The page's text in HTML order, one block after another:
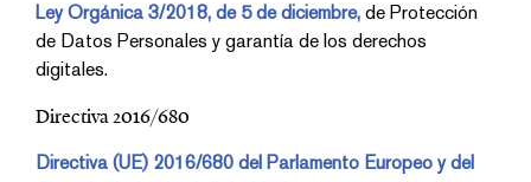
Ley Orgánica 3/2018, de 5 de diciembre, de Protección
de Datos Personales y garantía de los derechos
digitales.
Directiva 2016/680
Directiva (UE) 2016/680 del Parlamento Europeo y del